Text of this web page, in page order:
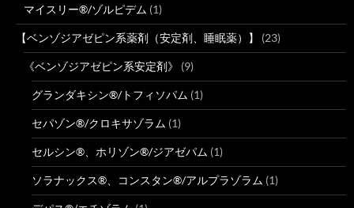
マイスリー®/ゾルピデム (1)
【ベンゾジアゼピン系薬剤（安定剤、睡眠薬）】 (23)
《ベンゾジアゼピン系安定剤》 (9)
グランダキシン®/トフィソパム (1)
セパゾン®/クロキサゾラム (1)
セルシン®、ホリゾン®/ジアゼパム (1)
ソラナックス®、コンスタン®/アルプラゾラム (1)